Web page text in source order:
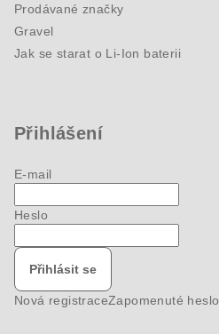
Prodávané značky
Gravel
Jak se starat o Li-Ion baterii
Přihlášení
E-mail
Heslo
Přihlásit se
Nová registraceZapomenuté heslo